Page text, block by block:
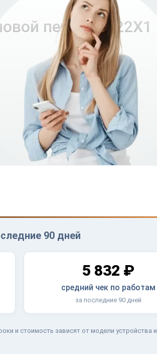
печи MP322X1
90 дней
5 832 ₽
средний чек по работам
за последние 90 дней
и стоимость зависят от модели устройства и